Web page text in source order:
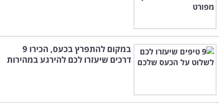
במקום להתפרץ בכעס, הכירו 9
דרכים שיעזרו לכם להירגע במהירות